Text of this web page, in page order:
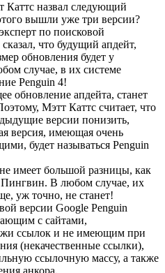
Каттс назвал следующий
вышли уже три версии?
по поисковой
что будущий апдейт,
обновления будет у
случае, в их системе
Penguin 4!
обновление апдейта, станет
Мэтт Каттс считает, что
версии понизить,
версия, имеющая очень
будет называться Penguin
имеет большой разницы, как
Пингвин. В любом случае, их
уж точно, не станет!
версии Google Penguin
с сайтами,
ссылок и не имеющим при
(некачественные ссылки),
ссылочную массу, а также